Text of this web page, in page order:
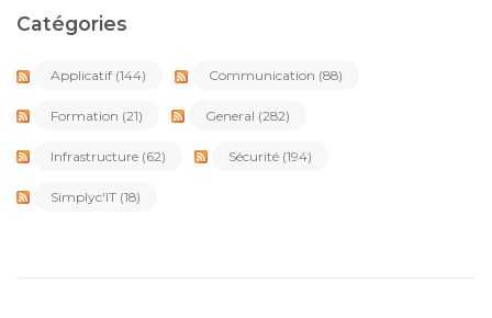
Catégories
Applicatif (144) Communication (88)
Formation (21) General (282)
Infrastructure (62) Sécurité (194)
Simplyc'IT (18)